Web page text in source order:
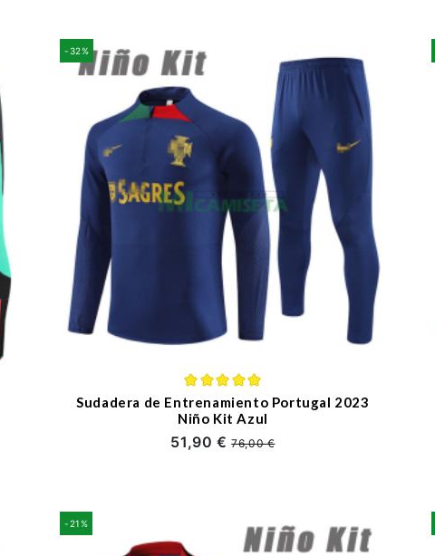
-32%
Sudadera de Entrenamiento Portugal 2023
Niño Kit Azul
51,90 €76,00 €
-21%